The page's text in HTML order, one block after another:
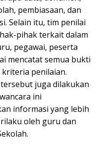
pembiasaan, dan
Selain itu, tim penilai
pihak terkait dalam
pegawai, peserta
mencatat semua bukti
penilaian.
juga dilakukan
ini
informasi yang lebih
oleh guru dan